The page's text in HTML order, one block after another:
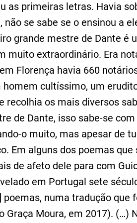
as primeiras letras. Havia
se sabe se o ensinou a
grande mestre de Dante é
muito extraordinário. Era
Florença havia 660
cultíssimo, um
recolhia os mais diversos
de Dante, isso sabe-se
o muito, mas apesar de
Em alguns dos poemas que
de afeto dele para com
em Portugal sete
numa tradução que
Graça Moura, em 2017). (…)